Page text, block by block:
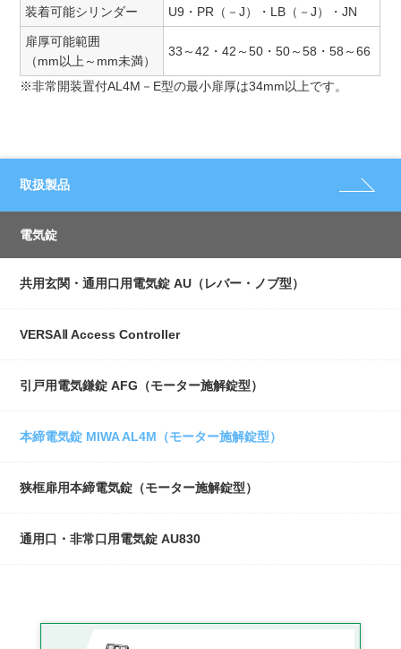
装着可能シリンダー U9・PR（－J）・LB（－J）・JN
扉厚可能範囲
（mm以上～mm未満）
33～42・42～50・50～58・58～66
※非常開装置付AL4M－E型の最小扉厚は34mm以上です。
取扱製品
電気錠
共用玄関・通用口用電気錠 AU（レバー・ノブ型）
VERSAⅡ Access Controller
引戸用電気鎌錠 AFG（モーター施解錠型）
本締電気錠 MIWA AL4M（モーター施解錠型）
狭框扉用本締電気錠（モーター施解錠型）
通用口・非常口用電気錠 AU830